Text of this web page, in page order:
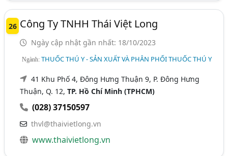
26 Công Ty TNHH Thái Việt Long
Ngày cập nhật gần nhất: 18/10/2023
Ngành:THUỐC THÚ Y - SẢN XUẤT VÀ PHÂN PHỐI THUỐC THÚ Y
41 Khu Phố 4, Đông Hưng Thuận 9, P. Đông Hưng
Thuận, Q. 12,TP. Hồ Chí Minh (TPHCM)
(028) 37150597
thvl@thaivietlong.vn
www.thaivietlong.vn